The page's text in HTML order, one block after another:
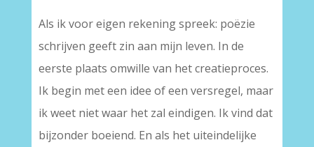
Als ik voor eigen rekening spreek: poëzie
schrijven geeft zin aan mijn leven. In de
eerste plaats omwille van het creatieproces.
Ik begin met een idee of een versregel, maar
ik weet niet waar het zal eindigen. Ik vind dat
bijzonder boeiend. En als het uiteindelijke